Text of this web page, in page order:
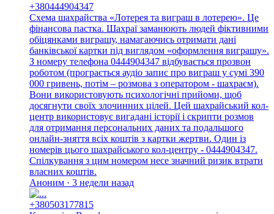
+380444904347
Схема шахрайства «Лотерея та виграш в лотерею». Це
фінансова пастка. Шахраї заманюють людей фіктивними
обіцянками виграшу, намагаючись отримати дані
банківської картки під виглядом «оформлення виграшу».
З номеру телефона 0444904347 відбувається прозвон
роботом (програється аудіо запис про виграш у сумі 390
000 гривень, потім – розмова з оператором - шахраєм).
Вони використовують психологічні прийоми, щоб
досягнути своїх злочинних цілей. Цей шахрайський кол-
центр використовує вигадані історії і скрипти розмов
для отримання персональних даних та подальшого
онлайн-зняття всіх коштів з картки жертви. Один із
номерів цього шахрайського кол-центру - 0444904347.
Спілкування з цим номером несе значний ризик втрати
власних коштів.
Аноним · 3 недели назад
+380503177815